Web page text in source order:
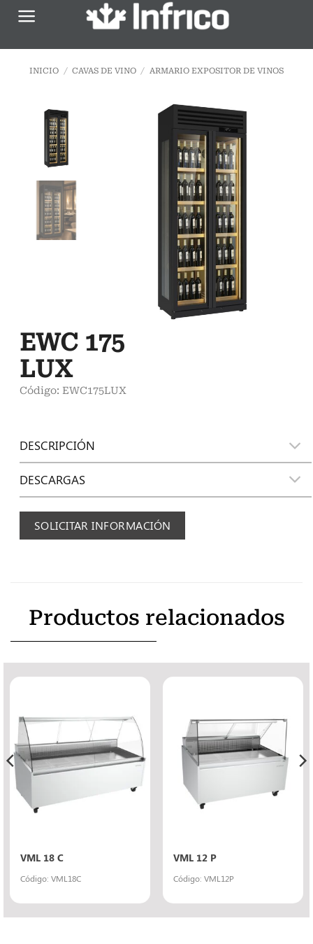
Saltar
INICIO / CAVAS DE VINO / ARMARIO EXPOSITOR DE VINOS
EWC 175
LUX
Código: EWC175LUX
DESCRIPCIÓN
DESCARGAS
SOLICITAR INFORMACIÓN
Productos relacionados
VML 18 C
Código: VML18C
VML 12 P
Código: VML12P